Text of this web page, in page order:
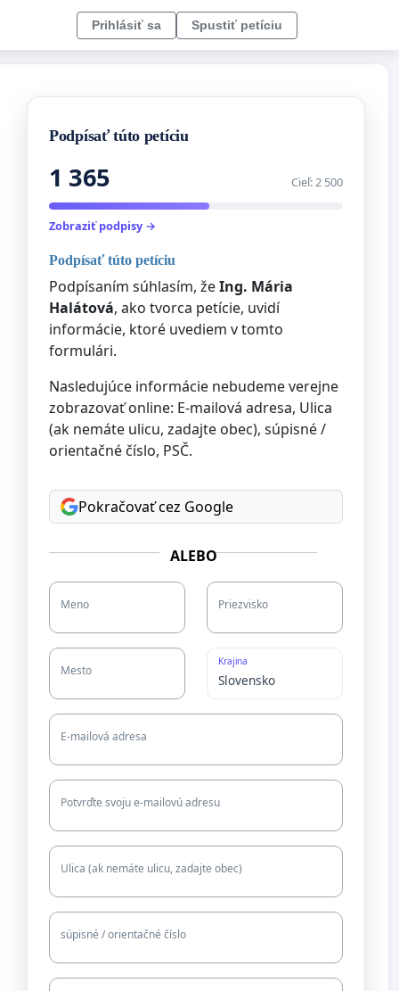
Prihlásiť sa Spustiť petíciu
Podpísať túto petíciu
1 365 Cieľ: 2 500
Zobraziť podpisy →
Podpísať túto petíciu
Podpísaním súhlasím, žeIng. Mária
Halátová, ako tvorca petície, uvidí
informácie, ktoré uvediem v tomto
formulári.
Nasledujúce informácie nebudeme verejne
zobrazovať online: E-mailová adresa, Ulica
(ak nemáte ulicu, zadajte obec), súpisné /
orientačné číslo, PSČ.
Pokračovať cez Google
ALEBO
Meno Priezvisko
Mesto
Krajina
E-mailová adresa
Potvrďte svoju e-mailovú adresu
Ulica (ak nemáte ulicu, zadajte obec)
súpisné / orientačné číslo